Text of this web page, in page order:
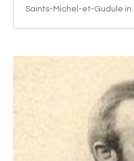
Saints-Michel-et-Gudule in...